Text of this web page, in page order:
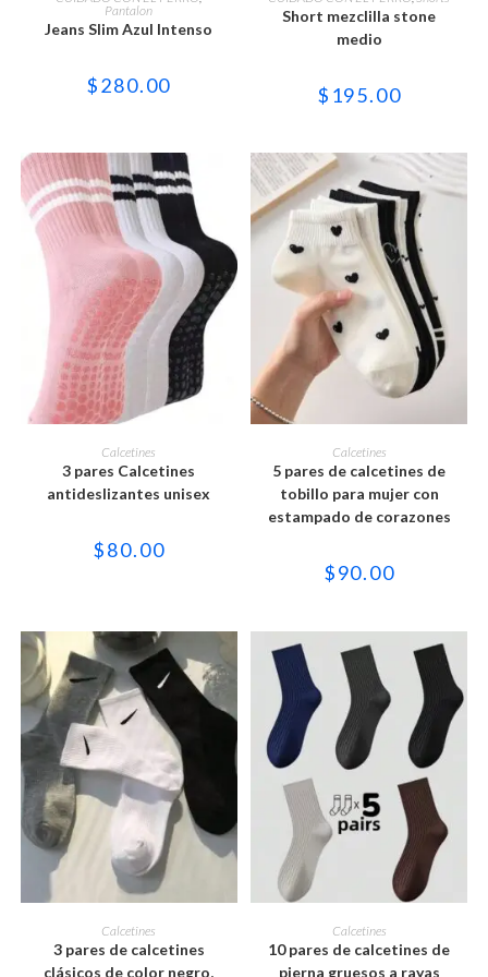
tiene
múltiples
variantes.
se
pueden
página
de
producto
Pantalon
Jeans Slim Azul Intenso
$280.00
tiene
múltiples
variantes.
pueden
página
producto
Short mezclilla stone
medio
$ 195.00
SELECCIONAR OPCIONES
producto
tiene
múltiples
variantes.
pueden
de
producto
Calcetines
3 pares Calcetines
antideslizantes unisex
$80.00
SELECCIONAR OPCIONES
Este
producto
tiene
múltiples
variantes.
opciones
elegir
en
de
producto
Calcetines
5 pares de calcetines de
tobillo para mujer con
estampado de corazones
$90.00
SELECCIONAR OPCIONES
Este
producto
tiene
múltiples
variantes.
Calcetines
3 pares de calcetines
clásicos de color negro,
SELECCIONAR OPCIONES
Este
producto
tiene
múltiples
variantes.
Calcetines
10 pares de calcetines de
pierna gruesos a rayas